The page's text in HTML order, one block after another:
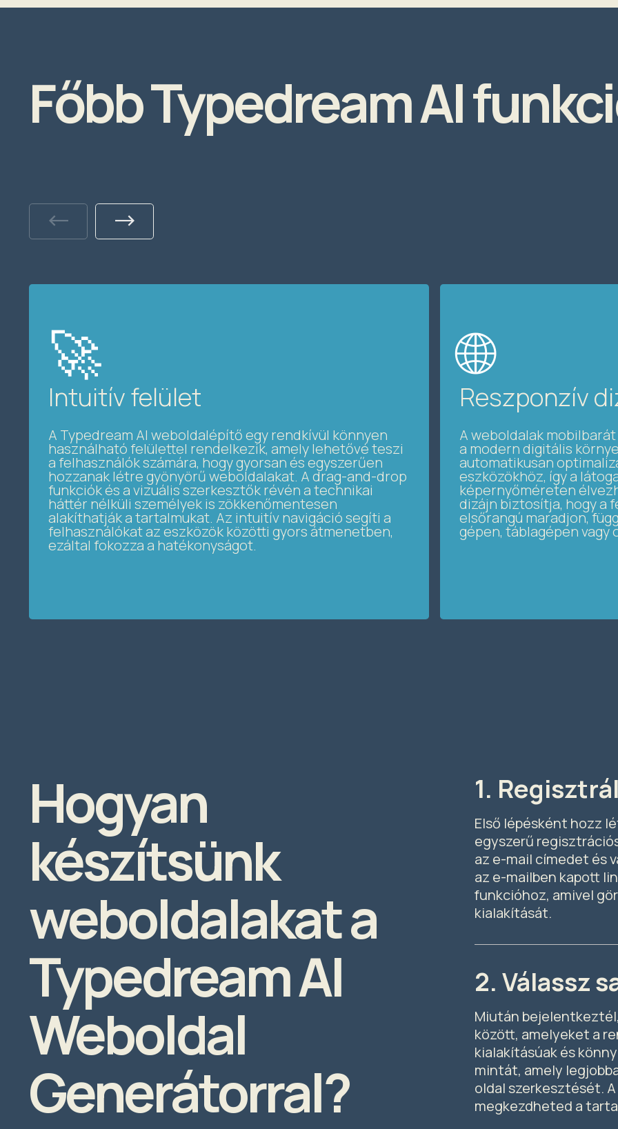
Főbb Typedream AI
🚀
Intuitív felület
A Typedream AI weboldalépítő egy rendkívül könnyen
használható felülettel rendelkezik, amely lehetővé teszi
a felhasználók számára, hogy gyorsan és egyszerűen
hozzanak létre gyönyörű weboldalakat. A drag-and-drop
funkciók és a vizuális szerkesztők révén a technikai
háttér nélküli személyek is zökkenőmentesen
alakíthatják a tartalmukat. Az intuitív navigáció segíti a
felhasználókat az eszközök közötti gyors átmenetben,
ezáltal fokozza a hatékonyságot.
🌐
Reszponzív
A weboldalak
a modern digitális
automatikusan
eszközökhöz, így a
képernyőméreten
dizájn biztosítja, hogy a
elsőrangú maradjon,
gépen, táblagépen
Next
Hogyan
készítsünk
weboldalakat a
Typedream AI
Weboldal
Generátorral?
1.
Első lépésként hozz
egyszerű
az e-mail címedet és
az e-mailben kapott
funkcióhoz, amivel
kialakítását.
2. Válassz
Miután
között, amelyeket a
kialakításúak és
mintát, amely
oldal szerkesztését.
megkezdheted a